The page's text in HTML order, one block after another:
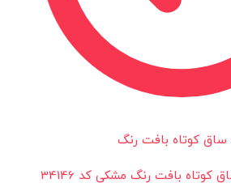
بافت رنگ مشکی کد 34146